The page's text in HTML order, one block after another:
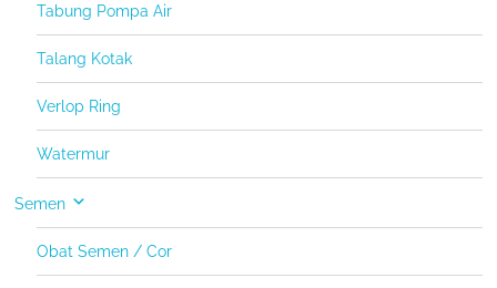
Tabung Pompa Air
Talang Kotak
Verlop Ring
Watermur
Semen
Obat Semen / Cor